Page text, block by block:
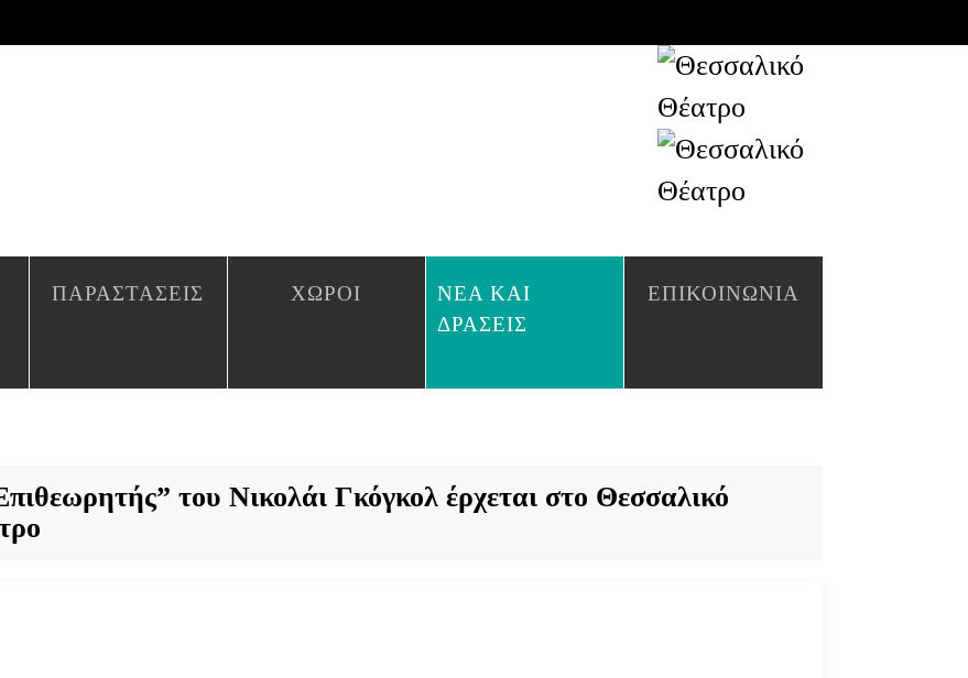
ΠΑΡΑΣΤΆΣΕΙΣ ΧΏΡΟΙ
ΝΈΑ ΚΑΙ
ΔΡΆΣΕΙΣ
ΕΠΙΚΟΙΝΩΝΊΑ
του Νικολάι Γκόγκολ έρχεται στο Θεσσαλικό